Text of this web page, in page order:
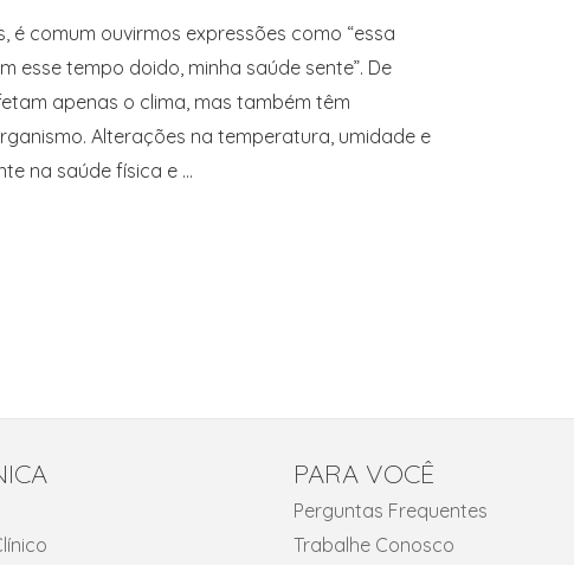
é comum ouvirmos expressões como “essa
esse tempo doido, minha saúde sente”. De
apenas o clima, mas também têm
Alterações na temperatura, umidade e
na saúde física e …
PARA VOCÊ
Perguntas Frequentes
Trabalhe Conosco